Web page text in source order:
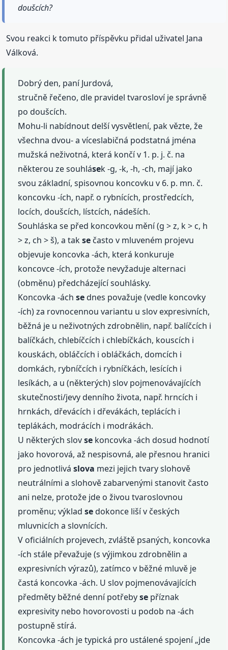
doušcích?
Svou reakci k tomuto příspěvku přidal uživatel Jana
Válková.
Dobrý den, paní Jurdová,
stručně řečeno, dle pravidel tvarosloví je správně
po doušcích.
Mohu-li nabídnout delší vysvětlení, pak vězte, že
všechna dvou- a víceslabičná podstatná jména
mužská neživotná, která končí v 1. p. j. č. na
některou ze souhlásek -g, -k, -h, -ch, mají jako
svou základní, spisovnou koncovku v 6. p. mn. č.
koncovku -ích, např. o rybnících, prostředcích,
locích, doušcích, lístcích, nádeších.
Souhláska se před koncovkou mění (g > z, k > c, h
> z, ch > š), a takse často v mluveném projevu
objevuje koncovka -ách, která konkuruje
koncovce -ích, protože nevyžaduje alternaci
(obměnu) předcházející souhlásky.
Koncovka -áchsednes považuje (vedle koncovky
-ích) za rovnocennou variantu u slov expresivních,
běžná je u neživotných zdrobnělin, např. balíčcích i
balíčkách, chlebíčcích i chlebíčkách, kouscích i
kouskách, obláčcích i obláčkách, domcích i
domkách, rybníčcích i rybníčkách, lesících i
lesíkách, a u (některých) slov pojmenovávajících
skutečnosti/jevy denního života, např. hrncích i
hrnkách, dřevácích i dřevákách, teplácích i
teplákách, modrácích i modrákách.
U některých slovse koncovka -ách dosud hodnotí
jako hovorová, až nespisovná, ale přesnou hranici
pro jednotliváslova mezi jejich tvary slohově
neutrálními a slohově zabarvenými stanovit často
ani nelze, protože jde o živou tvaroslovnou
proměnu; výkladsedokonce liší v českých
mluvnicích a slovnících.
V oficiálních projevech, zvláště psaných, koncovka
-ích stále převažuje (s výjimkou zdrobnělin a
expresivních výrazů), zatímco v běžné mluvě je
častá koncovka -ách. U slov pojmenovávajících
předměty běžné denní potřebyse příznak
expresivity nebo hovorovosti u podob na -ách
postupně stírá.
Koncovka -ách je typická pro ustálené spojení „jde